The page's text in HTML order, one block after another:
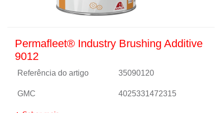
Permafleet® Industry Brushing Additive
9012
Referência do artigo 35090120
GMC 4025331472315